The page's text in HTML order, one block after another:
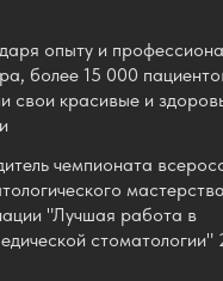
чемпионата
"Лучшая работа в
стоматологии"
опыту и
более 15 000
свои красивые и